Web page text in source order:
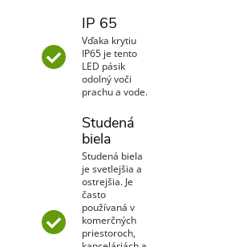
IP 65
Vďaka krytiu
IP65 je tento
LED pásik
odolný voči
prachu a vode.
Studená
biela
Studená biela
je svetlejšia a
ostrejšia. Je
často
používaná v
komerčných
priestoroch,